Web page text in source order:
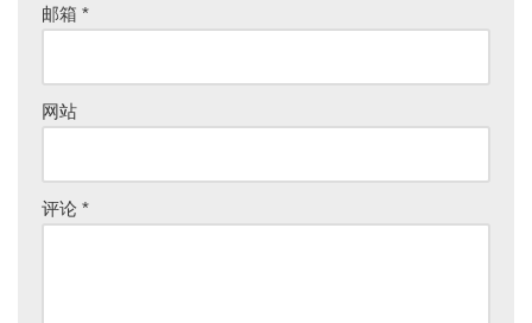
邮箱 *
网站
评论 *
ti